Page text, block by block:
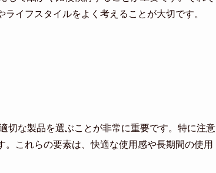
イフスタイルをよく考えることが大切です。
切な製品を選ぶことが非常に重要です。特に注意
これらの要素は、快適な使用感や長期間の使用